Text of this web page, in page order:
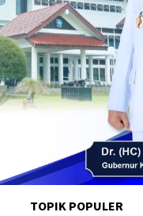
TOPIK POPULER